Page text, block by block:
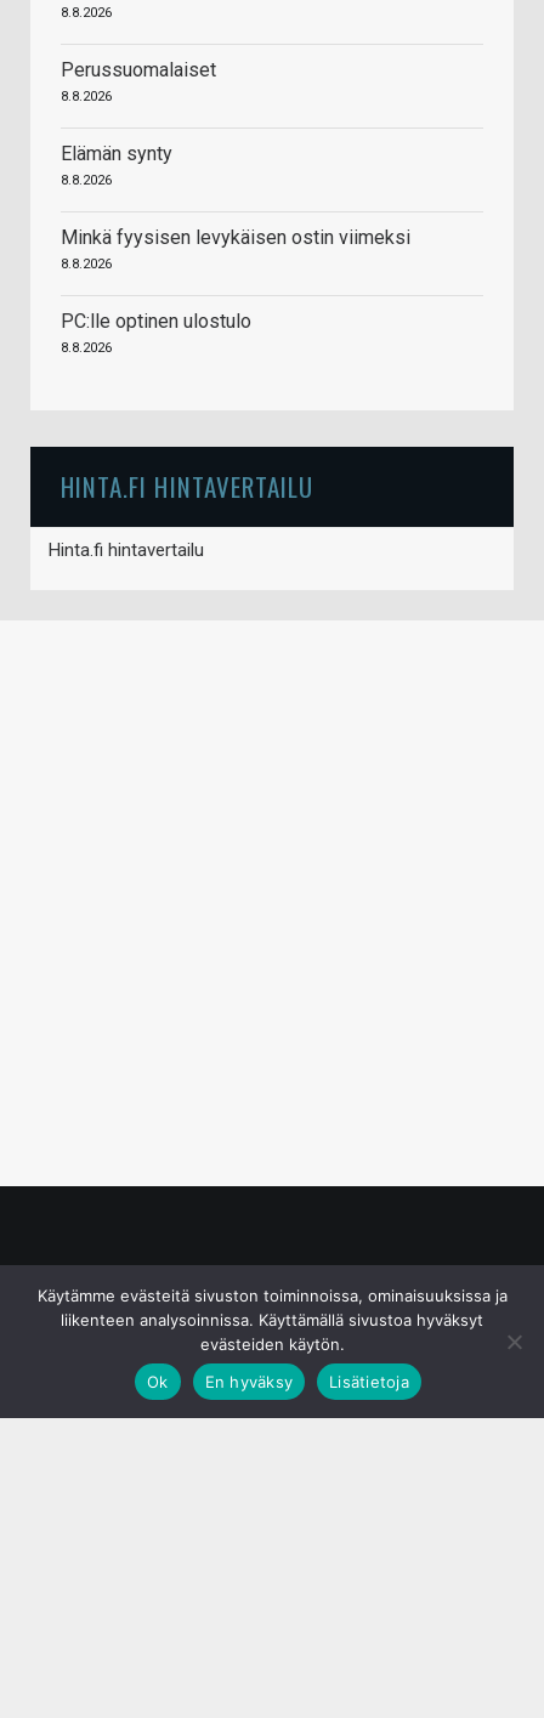
8.8.2026
Perussuomalaiset
8.8.2026
Elämän synty
8.8.2026
Minkä fyysisen levykäisen ostin viimeksi
8.8.2026
PC:lle optinen ulostulo
8.8.2026
HINTA.FI HINTAVERTAILU
Hinta.fi hintavertailu
Käytämme evästeitä sivuston toiminnoissa, ominaisuuksissa ja
liikenteen analysoinnissa. Käyttämällä sivustoa hyväksyt
evästeiden käytön.
Ok
En hyväksy Lisätietoja